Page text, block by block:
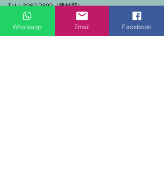
Tel：3962 2890（建材部）
WhatsApp：9144 7280（建材部）
門市營業時間：早上11點到7點(星期一門市休息)
Whatsapp Email Facebook